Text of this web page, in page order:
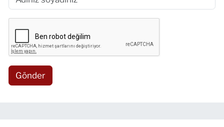
Gönder